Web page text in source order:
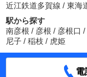
近江鉄道多賀線 / 東海
駅から探す
南彦根 / 彦根 / 彦根口 /
尼子 / 稲枝 / 虎姫
電